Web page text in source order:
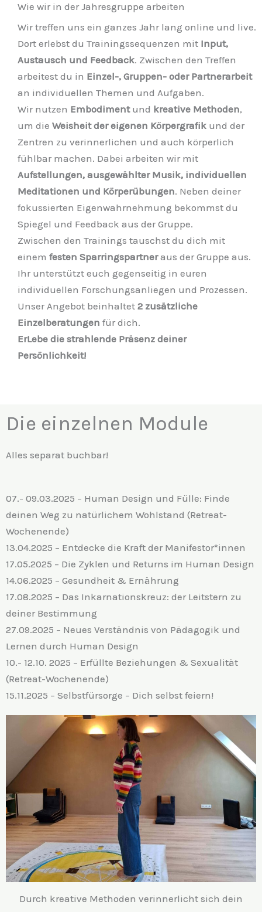
Wie wir in der Jahresgruppe arbeiten
Wir treffen uns ein ganzes Jahr lang online und live.
Dort erlebst du Trainingssequenzen mit Input,
Austausch und Feedback. Zwischen den Treffen
arbeitest du in Einzel-, Gruppen- oder Partnerarbeit
an individuellen Themen und Aufgaben.
Wir nutzen Embodimentund kreative Methoden,
um die Weisheit der eigenen Körpergrafik und der
Zentren zu verinnerlichen und auch körperlich
fühlbar machen. Dabei arbeiten wir mit
Aufstellungen, ausgewählter Musik, individuellen
Meditationen und Körperübungen. Neben deiner
fokussierten Eigenwahrnehmung bekommst du
Spiegel und Feedback aus der Gruppe.
Zwischen den Trainings tauschst du dich mit
einem festen Sparringspartneraus der Gruppe aus.
Ihr unterstützt euch gegenseitig in euren
individuellen Forschungsanliegen und Prozessen.
Unser Angebot beinhaltet 2 zusätzliche
Einzelberatungen für dich.
ErLebe die strahlende Präsenz deiner
Persönlichkeit!
Die einzelnen Module
Alles separat buchbar!
07.- 09.03.2025 – Human Design und Fülle: Finde
deinen Weg zu natürlichem Wohlstand (Retreat-
Wochenende)
13.04.2025 – Entdecke die Kraft der Manifestor*innen
17.05.2025 – Die Zyklen und Returns im Human Design
14.06.2025 – Gesundheit & Ernährung
17.08.2025 – Das Inkarnationskreuz: der Leitstern zu
deiner Bestimmung
27.09.2025 – Neues Verständnis von Pädagogik und
Lernen durch Human Design
10.- 12.10. 2025 – Erfüllte Beziehungen & Sexualität
(Retreat-Wochenende)
15.11.2025 – Selbstfürsorge – Dich selbst feiern!
Durch kreative Methoden verinnerlicht sich dein